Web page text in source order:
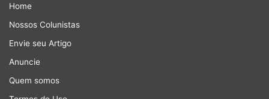
Home
Nossos Colunistas
Envie seu Artigo
Anuncie
Quem somos